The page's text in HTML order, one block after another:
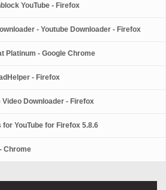
YouTube - Firefox
- Youtube Downloader - Firefox
Platinum - Google Chrome
- Firefox
Video Downloader - Firefox
for YouTube for Firefox 5.8.6
Chrome